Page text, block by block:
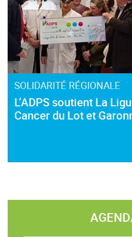
SOLIDARITÉ RÉGIONALE
L’ADPS soutient La
Cancer du Lot et